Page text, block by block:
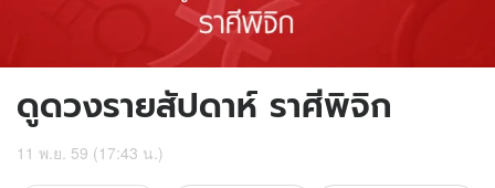
ดูดวงรายสัปดาห์ ราศีพิจิก
11 พ.ย. 59 (17:43 น.)